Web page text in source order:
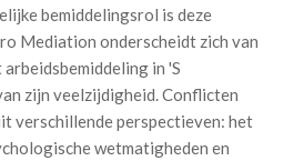
bemiddelingsrol is deze
Mediation onderscheidt zich van
in 'S
zijn veelzijdigheid. Conflicten
verschillende perspectieven: het
wetmatigheden en